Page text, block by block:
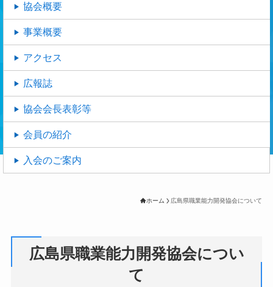
協会概要
事業概要
アクセス
広報誌
協会会長表彰等
会員の紹介
入会のご案内
ホーム 広島県職業能力開発協会について
広島県職業能力開発協会につい
て